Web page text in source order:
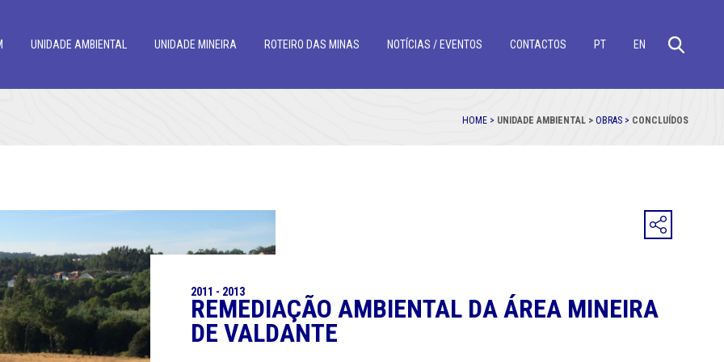
UNIDADE AMBIENTAL UNIDADE MINEIRA ROTEIRO DAS MINAS NOTÍCIAS / EVENTOS CONTACTOS PT EN
HOME > UNIDADE AMBIENTAL > OBRAS > CONCLUÍDOS
2011 - 2013
REMEDIAÇÃO AMBIENTAL DA ÁREA MINEIRA
DE VALDANTE